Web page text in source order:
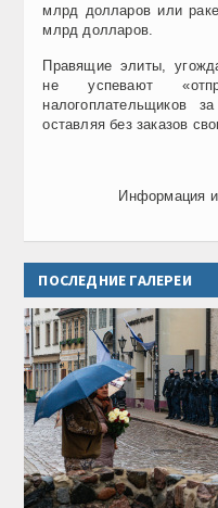
млрд долларов или
млрд долларов.
Правящие элиты,
не успевают
налогоплательщиков
оставляя без заказов
Информация
ПОСЛЕДНИЕ ГАЛЕРЕИ